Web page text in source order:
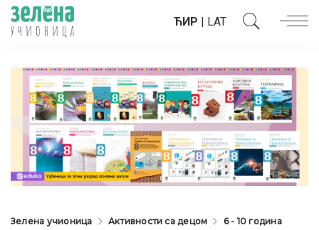
ЋИР | LAT
Зелена учионица Активности са децом 6 - 10 година